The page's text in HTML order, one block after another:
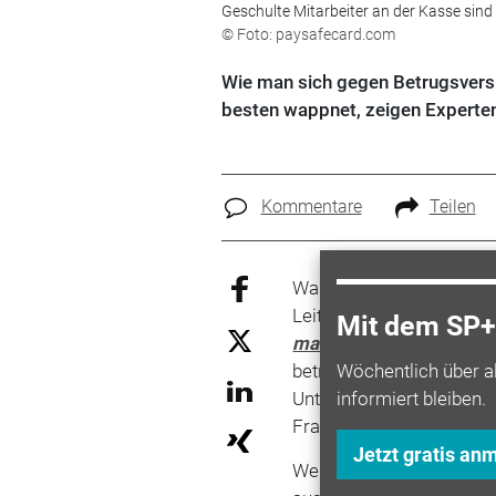
Geschulte Mitarbeiter an der Kasse sind
© Foto: paysafecard.com
Wie man sich gegen
besten wappnet, zeigen
Kommentare Teilen
Mit dem
Wöchentlich über
informiert bleiben.
Jetzt gratis
Warum PINs so
Leiter der deutschen
marktKongressden
betreibern. Wie sieht
Unternehmer beim
Fragen findet von Both
Weitere heikle Themen,